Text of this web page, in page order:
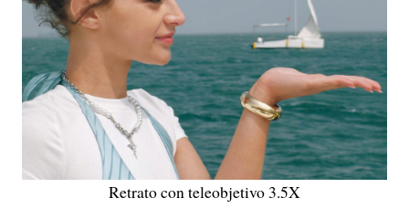
Retrato con teleobjetivo 3.5X